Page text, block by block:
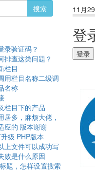
搜索
录验证码？
排查这类问题？
栏目
用栏目名称二级调
名称
栏目下的产品
居多，麻烦大佬，
应的 版本谢谢
级 PHP版本
上文件可以成功写
败是什么原因
题，怎样设置搜索
11月
登
登录